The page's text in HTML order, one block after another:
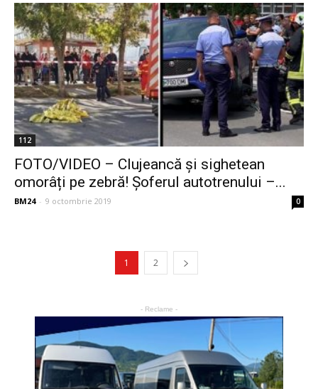
112
FOTO/VIDEO – Clujeancă și sighetean
omorâți pe zebră! Șoferul autotrenului –...
BM24 - 9 octombrie 2019 0
1 2
- Reclame -